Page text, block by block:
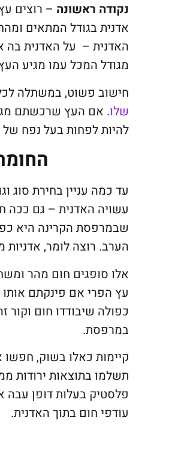
נקודה ראשונה – רוצים
אדנית בגודל המתאים
מגודל המכל עמו מגיע
חישוב פשוט, במשתלה
שלו
להיות לפחות בעל נפח של בין 50 ל 60
עד כמה עניין בחירת סוג
עשויה האדנית – גם ככה
שבמרפסת הקרינה היא
הערב. רוצה לומר, אדניות
אלו סופגים חום מהר
עץ הפרי אם פינקתם
כפולה שיבודדו חום
במרפסת.
קיימות כאלו בשוק,
תשלמו בתוצאות ירודות
פלסטיק בעלות דופן עבה
עודפי חום בתוך האדנית.